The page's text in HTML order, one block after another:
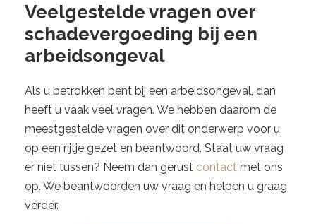
Veelgestelde vragen over
schadevergoeding bij een
arbeidsongeval
Als u betrokken bent bij een arbeidsongeval, dan
heeft u vaak veel vragen. We hebben daarom de
meestgestelde vragen over dit onderwerp voor u
op een rijtje gezet en beantwoord. Staat uw vraag
er niet tussen? Neem dan gerust contact met ons
op. We beantwoorden uw vraag en helpen u graag
verder.